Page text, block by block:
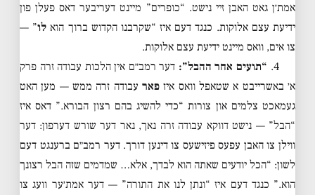
אמת׳ן גאט האבן זיי נישט. “כופרים” מיינט דעריבער דאס פעלן פון
ידיעת עצם אלוקות. כנגד דעם איז “שקרבנו הקדוש ברוך הוא לו” —
צו אים, וואס מיינט ידיעת עצם אלוקות.
4. “תועים אחר ההבל”: דער רמב״ם אין הלכות עבודה זרה פרק
א׳ באשרייבט א שטאפל וואס איז פאר עבודה זרה ממש — מען האט
געמאכט צלמים און צורות “כדי להשיג בהם רצון הבורא.” דאס איז
“הבל” — נישט דווקא עבודה זרה נאך, נאר דער שורש דערפון: דער
ווילן צו האבן עפעס פיזישעס צו דינען דורך. דער רמב״ם ברענגט דעם
לשון: “הכל יודעים שאתה הוא לבדך, אלא… שמדמים שזה הבל רצונך
הוא.” כנגד דעם איז “ונתן לנו את התורה” — דער אמת׳ער וועג צו